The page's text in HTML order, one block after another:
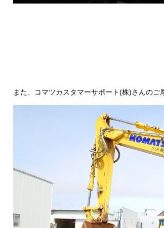
また、コマツカスタマーサポート(株)さんのご